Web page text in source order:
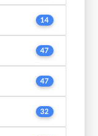
14
47
47
32